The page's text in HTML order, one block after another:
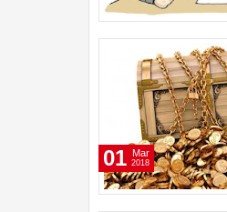
01 Mar
2018